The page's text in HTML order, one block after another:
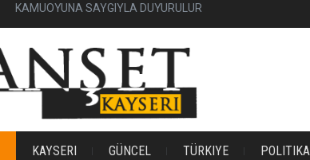
Erciyes Üniversitesi’nde Sürdürülebilir Enerji Hamlesi
KAYSERI GÜNCEL TÜRKIYE POLITIKA